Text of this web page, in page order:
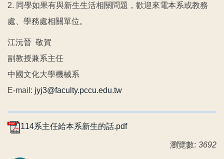
2. 同學如果有與新生生活相關問題，歡迎來電本系或教務
處、學務處相關單位。
江沅晉 敬賀
副教授兼系主任
中國文化大學機械系
E-mail: jyj3@faculty.pccu.edu.tw
114系主任給本系新生的話.pdf
瀏覽數: 3692